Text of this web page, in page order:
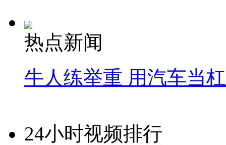
热点新闻
牛人练举重 用汽车当
24小时视频排行